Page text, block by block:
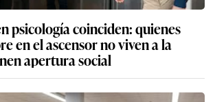
psicología coinciden: quienes
en el ascensor no viven a la
apertura social